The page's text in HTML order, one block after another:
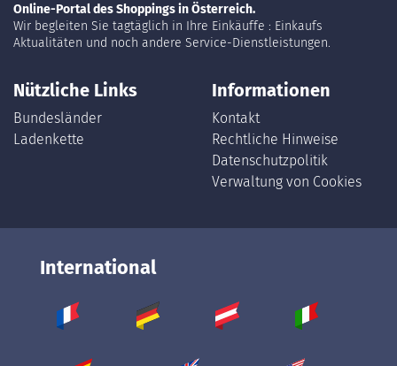
Online-Portal des Shoppings in Österreich.
Wir begleiten Sie tagtäglich in Ihre Einkäuffe : Einkaufs
Aktualitäten und noch andere Service-Dienstleistungen.
Nützliche Links
Bundesländer
Ladenkette
Informationen
Kontakt
Rechtliche Hinweise
Datenschutzpolitik
Verwaltung von Cookies
International